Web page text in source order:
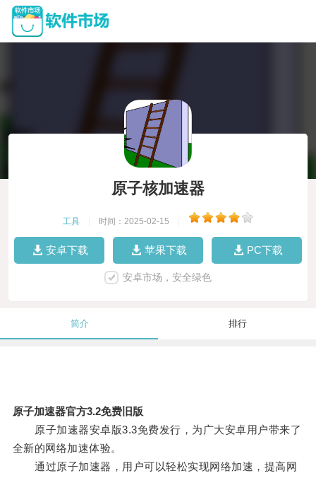
原子核加速器
工具 时间：2025-02-15
安卓下载 苹果下载 PC下载
安卓市场，安全绿色
简介 排行
原子加速器官方3.2免费旧版
原子加速器安卓版3.3免费发行，为广大安卓用户带来了
全新的网络加速体验。
通过原子加速器，用户可以轻松实现网络加速，提高网